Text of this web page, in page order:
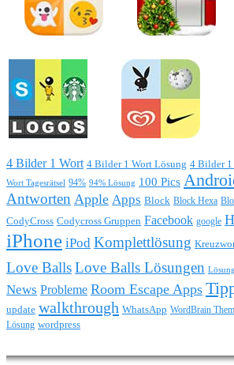
4 Bilder 1 Wort 4 Bilder 1 Wort Lösung 4 Bilder 1
Wort Tagesrätsel 94% 94% Lösung 100 Pics
Antworten Apple Apps Block Block Hexa
CodyCross Codycross Gruppen Facebook google
iPhone iPod Komplettlösung
Love BallsLove Balls Lösungen Lösung
News Probleme Room Escape Apps
update walkthrough WhatsApp WordBrain
Lösung wordpress